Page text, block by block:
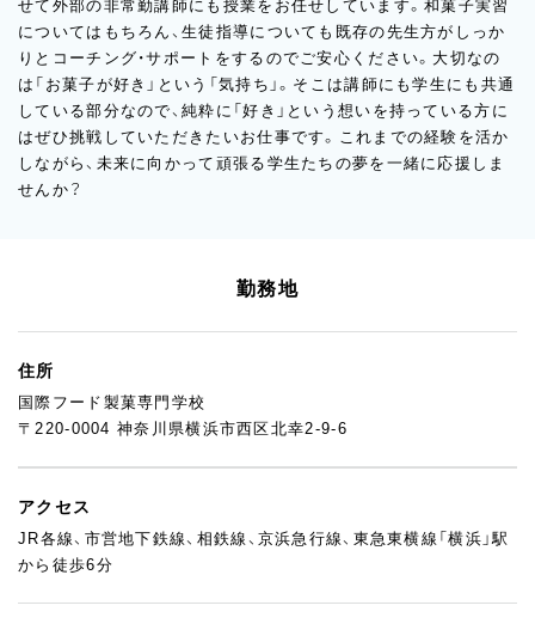
せて外部の非常勤講師にも授業をお任せしています。和菓子実習
についてはもちろん、生徒指導についても既存の先生方がしっか
りとコーチング・サポートをするのでご安心ください。大切なの
は「お菓子が好き」という「気持ち」。そこは講師にも学生にも共通
している部分なので、純粋に「好き」という想いを持っている方に
はぜひ挑戦していただきたいお仕事です。これまでの経験を活か
しながら、未来に向かって頑張る学生たちの夢を一緒に応援しま
せんか？
勤務地
住所
国際フード製菓専門学校
〒220-0004 神奈川県横浜市西区北幸2-9-6
アクセス
JR各線、市営地下鉄線、相鉄線、京浜急行線、東急東横線「横浜」駅
から徒歩6分